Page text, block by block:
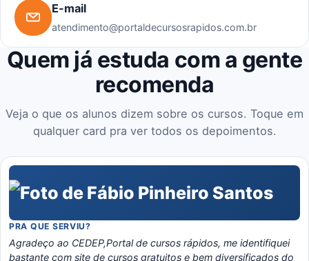
E-mail
atendimento@portaldecursosrapidos.com.br
Quem já estuda com a gente
recomenda
Veja o que os alunos dizem sobre os cursos. Toque em
qualquer card pra ver todos os depoimentos.
PRA QUE SERVIU?
Agradeço ao CEDEP,Portal de cursos rápidos, me identifiquei
bastante com site de cursos gratuitos e bem diversificados do